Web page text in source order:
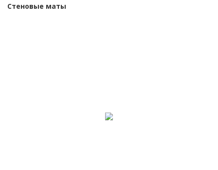
Стеновые маты